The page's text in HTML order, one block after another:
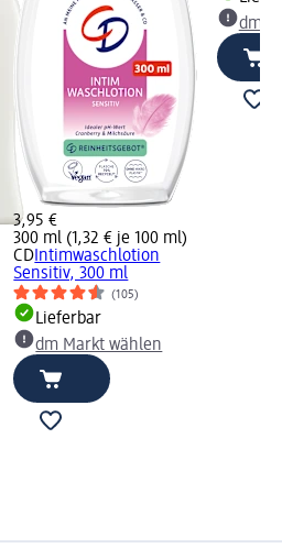
3,95 €
300 ml (1,32 € je 100 ml)
CDIntimwaschlotion
Sensitiv, 300 ml
(105)
Lieferbar
dm Markt wählen
dm